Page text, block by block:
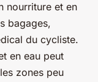
nourriture et en
bagages,
du cycliste.
en eau peut
zones peu